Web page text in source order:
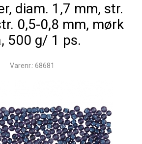
diam. 1,7 mm, str.
0,5-0,8 mm, mørk
500 g/ 1 ps.
Varenr.: 68681